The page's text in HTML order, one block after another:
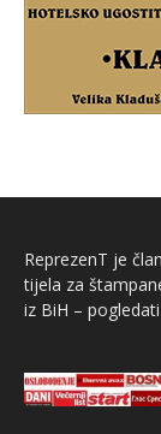
ReprezenT je
tijela za
iz BiH –